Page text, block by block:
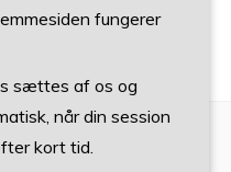
fungerer
sættes af os og
når din session
kort tid.